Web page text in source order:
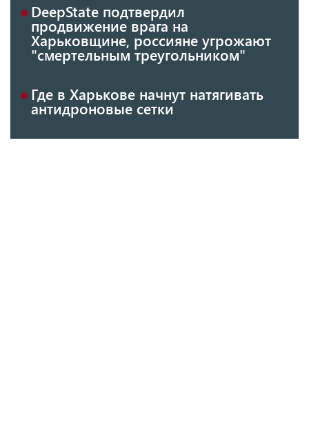
DeepState подтвердил
продвижение врага на
Харьковщине, россияне угрожают
"смертельным треугольником"
Где в Харькове начнут натягивать
антидроновые сетки